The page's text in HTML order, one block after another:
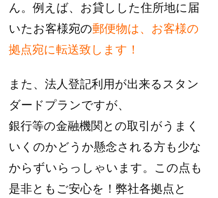
ん。例えば、お貸しした住所地に届
いたお客様宛の郵便物は、お客様の
拠点宛に転送致します！
また、法人登記利用が出来るスタン
ダードプランですが、
銀行等の金融機関との取引がうまく
いくのかどうか懸念される方も少な
からずいらっしゃいます。この点も
是非ともご安心を！弊社各拠点と